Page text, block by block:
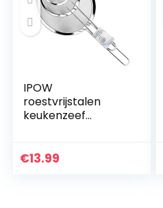
IPOW
roestvrijstalen
keukenzeef
set met 3 maten
€13.99